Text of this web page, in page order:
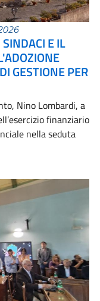
E IL
GESTIONE PER
Nino Lombardi, a
finanziario
nella seduta